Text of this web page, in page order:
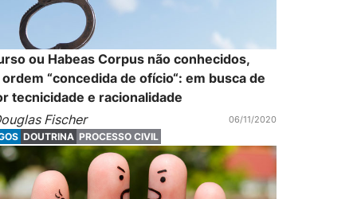
ou Habeas Corpus não conhecidos,
“concedida de ofício“: em busca de
tecnicidade e racionalidade
Fischer
06/11/2020
DOUTRINA PROCESSO CIVIL